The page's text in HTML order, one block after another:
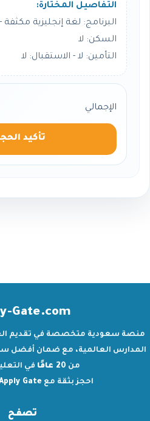
التفاصيل المختارة:
البرنامج: لغة إنجليزية مكثفة - المدة:
السكن: لا
التأمين: لا - الاستقبال: لا
الإجمالي
تأكيد
Gate.com
منصة سعودية متخصصة في تقديم
المدارس العالمية، مع ضمان أفضل
من 20 عامًا
في
احجز بثقة مع Gate
تصفح